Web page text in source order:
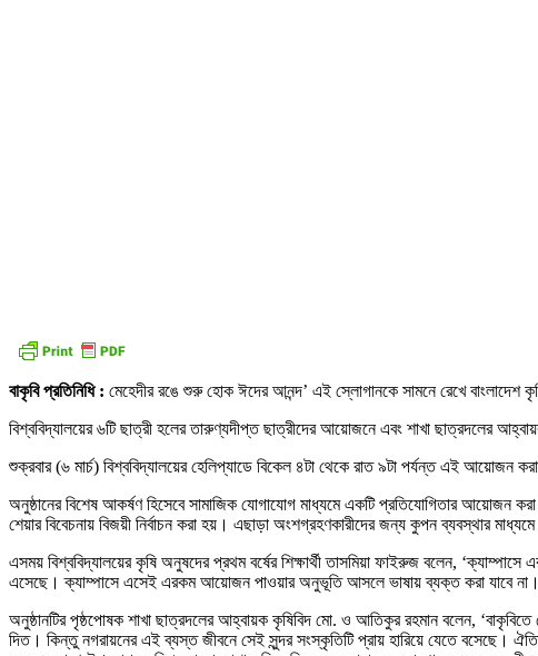
বাকৃবি প্রতিনিধি : মেহেদীর রঙে শুরু হোক ঈদের আনন্দ’ এই স্লোগানকে সামনে রেখে বাংলাদেশ
বিশ্ববিদ্যালয়ের ৬টি ছাত্রী হলের তারুণ্যদীপ্ত ছাত্রীদের আয়োজনে এবং শাখা ছাত্রদলের
শুক্রবার (৬ মার্চ) বিশ্ববিদ্যালয়ের হেলিপ্যাডে বিকেল ৪টা থেকে রাত ৯টা পর্যন্ত এই আয়োজন
অনুষ্ঠানের বিশেষ আকর্ষণ হিসেবে সামাজিক যোগাযোগ মাধ্যমে একটি প্রতিযোগিতার আয়োজন
শেয়ার বিবেচনায় বিজয়ী নির্বাচন করা হয়। এছাড়া অংশগ্রহণকারীদের জন্য কুপন ব্যবস্থার
এসময় বিশ্ববিদ্যালয়ের কৃষি অনুষদের প্রথম বর্ষের শিক্ষার্থী তাসমিয়া ফাইরুজ বলেন,
এসেছে। ক্যাম্পাসে এসেই এরকম আয়োজন পাওয়ার অনুভূতি আসলে ভাষায় ব্যক্ত করা যাবে
অনুষ্ঠানটির পৃষ্ঠপোষক শাখা ছাত্রদলের আহ্বায়ক কৃষিবিদ মো. ও আতিকুর রহমান বলেন,
দিত। কিন্তু নগরায়নের এই ব্যস্ত জীবনে সেই সুন্দর সংস্কৃতিটি প্রায় হারিয়ে যেতে বসেছে।